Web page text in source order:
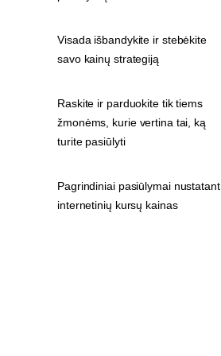
Visada išbandykite ir stebėkite
savo kainų strategiją
Raskite ir parduokite tik tiems
žmonėms, kurie vertina tai, ką
turite pasiūlyti
Pagrindiniai pasiūlymai nustatant
internetinių kursų kainas